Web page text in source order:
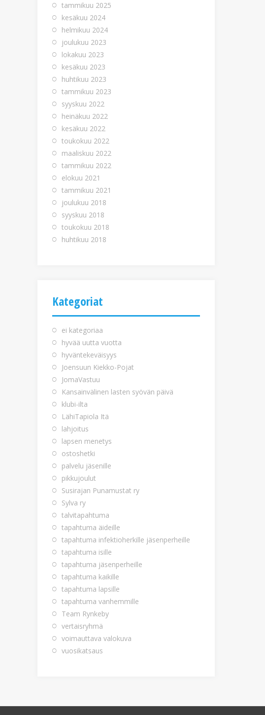
tammikuu 2025
kesäkuu 2024
helmikuu 2024
joulukuu 2023
lokakuu 2023
kesäkuu 2023
huhtikuu 2023
tammikuu 2023
syyskuu 2022
heinäkuu 2022
kesäkuu 2022
toukokuu 2022
maaliskuu 2022
tammikuu 2022
elokuu 2021
tammikuu 2021
joulukuu 2018
syyskuu 2018
toukokuu 2018
huhtikuu 2018
Kategoriat
ei kategoriaa
hyvää uutta vuotta
hyväntekeväisyys
Joensuun Kiekko-Pojat
JomaVastuu
Kansainvälinen lasten syövän päivä
klubi-ilta
LähiTapiola Itä
lahjoitus
lapsen menetys
ostoshetki
palvelu jäsenille
pikkujoulut
Susirajan Punamustat ry
Sylva ry
talvitapahtuma
tapahtuma äideille
tapahtuma infektioherkille jäsenperheille
tapahtuma isille
tapahtuma jäsenperheille
tapahtuma kaikille
tapahtuma lapsille
tapahtuma vanhemmille
Team Rynkeby
vertaisryhmä
voimauttava valokuva
vuosikatsaus